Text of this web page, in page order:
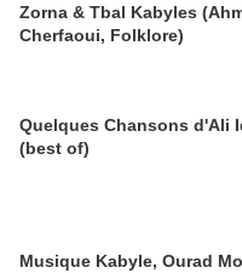
Zorna & Tbal Kabyles
Cherfaoui, Folklore)
Quelques Chansons d'Ali
(best of)
Musique Kabyle, Ourad